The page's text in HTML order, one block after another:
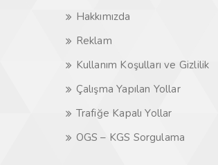
Hakkımızda
Reklam
Kullanım Koşulları ve Gizlilik
Çalışma Yapılan Yollar
Trafiğe Kapalı Yollar
OGS – KGS Sorgulama